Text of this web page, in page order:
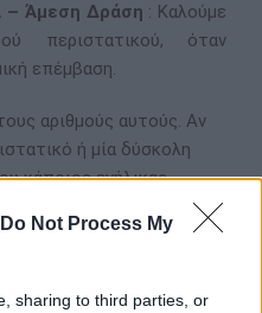
Do Not Process My
sharing to third parties, or
– Άμεση Δράση : Καλούμε
περιστατικού, όταν
επέμβαση.
αριθμούς αυτούς. Αν
ή μία δύσκολη
κάποιος ενήλικας,